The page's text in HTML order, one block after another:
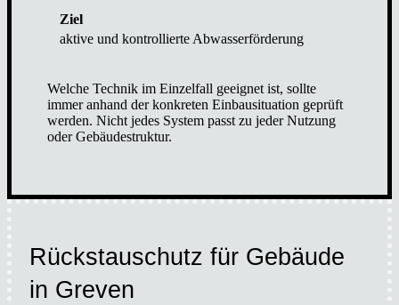
akti­ve und kon­trol­lier­te Abwas­ser­för­de­rung
Wel­che Tech­nik im Ein­zel­fall geeig­net ist, soll­te
immer anhand der kon­kre­ten Ein­bau­si­tua­ti­on geprüft
wer­den. Nicht jedes Sys­tem passt zu jeder Nut­zung
oder Gebäu­de­struk­tur.
Rückstau­schutz für Gebäu­de
in Gre­ven